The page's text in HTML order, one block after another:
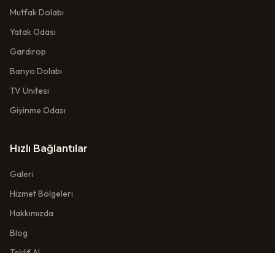
Mutfak Dolabı
Yatak Odası
Gardırop
Banyo Dolabı
TV Ünitesi
Giyinme Odası
Hızlı Bağlantılar
Galeri
Hizmet Bölgeleri
Hakkımızda
Blog